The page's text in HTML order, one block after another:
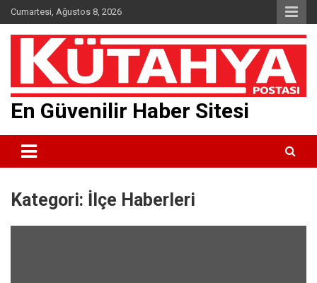
Skip
to
content
Cumartesi, Ağustos 8, 2026
En Güvenilir Haber Sitesi
Kategori: İlçe Haberleri